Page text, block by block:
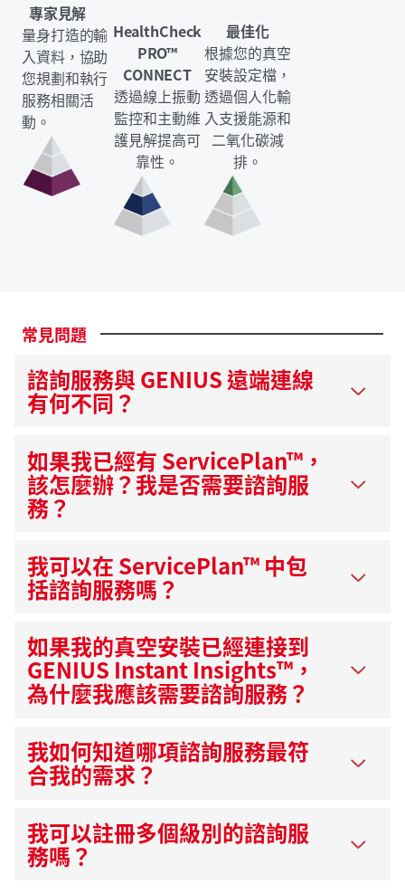
專家見解
量身打造的輸
入資料，協助
您規劃和執行
服務相關活
動。
HealthCheck
PRO™
CONNECT
透過線上振動
監控和主動維
護見解提高可
靠性。
最佳化
根據您的真空
安裝設定檔，
透過個人化輸
入支援能源和
二氧化碳減
排。
常見問題
諮詢服務與 GENIUS 遠端連線
有何不同？
如果我已經有 ServicePlan™，
該怎麼辦？我是否需要諮詢服
務？
我可以在 ServicePlan™ 中包
括諮詢服務嗎？
如果我的真空安裝已經連接到
GENIUS Instant Insights™，
為什麼我應該需要諮詢服務？
我如何知道哪項諮詢服務最符
合我的需求？
我可以註冊多個級別的諮詢服
務嗎？